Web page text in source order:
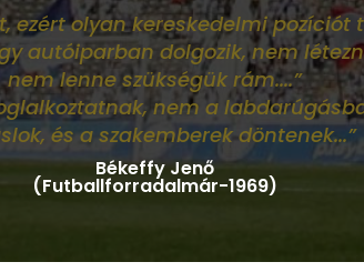
ezért olyan kereskedelmi pozíciót
autóiparban dolgozik, nem
nem lenne szükségük rám....”
nem a
és a szakemberek döntenek...”
Békeffy Jenő
(Futballforradalmár-1969)